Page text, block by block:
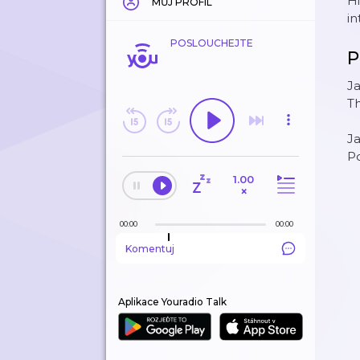
POSLOUCHEJTE
1.00
×
00:00 00:00
Komentuj
Aplikace Youradio Talk